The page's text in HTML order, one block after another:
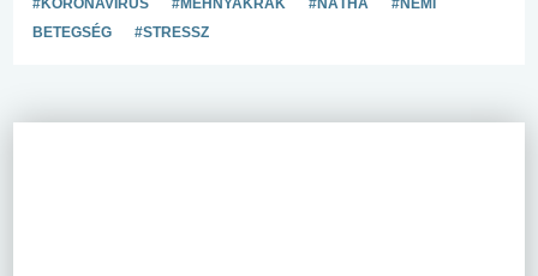
BETEGSÉG
#STRESSZ